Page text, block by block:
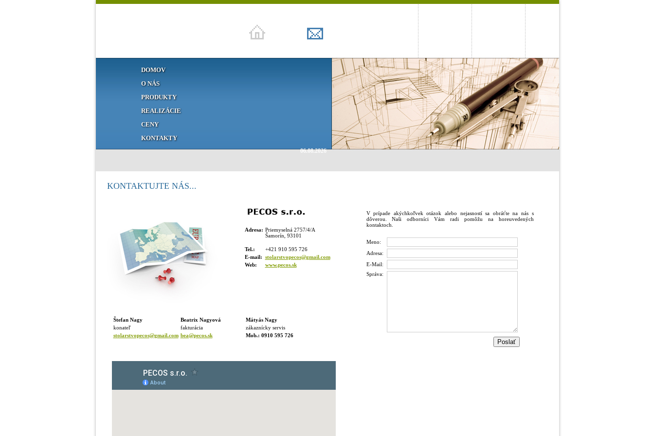
DOMOV
O NÁS
PRODUKTY
REALIZÁCIE
CENY
KONTAKTY
06.08.2026
KONTAKTUJTE NÁS...
Adresa: Priemyselná 2757/4/A
Šamorín, 93101
Tel.:
+421 910 595 726
E-mail: stolarstvopecos@gmail.com
Web:
www.pecos.sk
V prípade akýchkoľvek otázok alebo nejasností sa obráťte na nás s
dôverou. Naši odborníci Vám radi pomôžu na horeuvedených
kontaktoch.
Meno:
Adresa:
E-Mail:
Správa:
Štefan Nagy Beatrix Nagyová
Mátyás Nagy
konateľ
fakturácia
zákaznícky servis
stolarstvopecos@gmail.com bea@pecos.sk Mob.: 0910 595 726